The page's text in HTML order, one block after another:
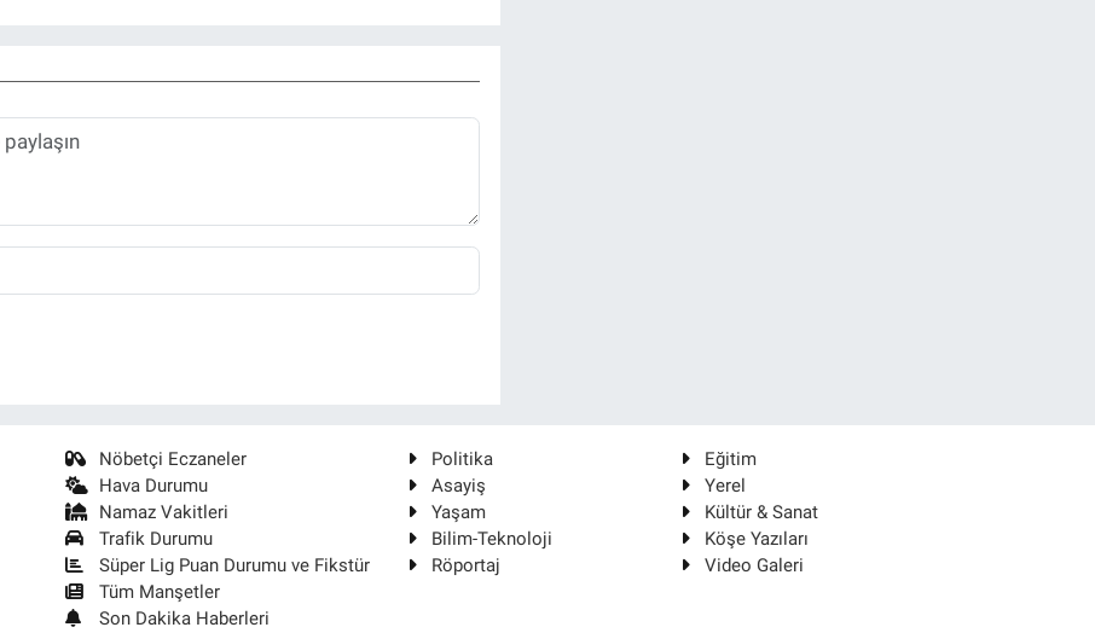
Nöbetçi Eczaneler
Hava Durumu
Namaz Vakitleri
Trafik Durumu
Süper Lig Puan Durumu ve Fikstür
Tüm Manşetler
Son Dakika Haberleri
Politika
Eğitim
Asayiş
Yerel
Yaşam
Kültür & Sanat
Bilim-Teknoloji
Köşe Yazıları
Röportaj
Video Galeri